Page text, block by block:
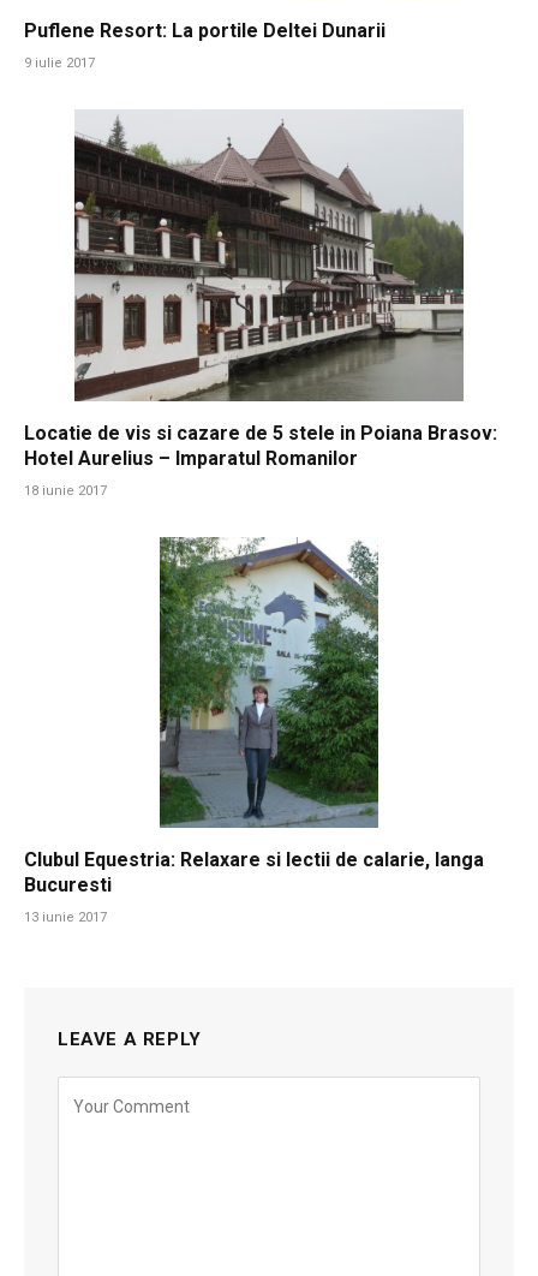
Puflene Resort: La portile Deltei Dunarii
9 iulie 2017
Locatie de vis si cazare de 5 stele in Poiana Brasov:
Hotel Aurelius – Imparatul Romanilor
18 iunie 2017
Clubul Equestria: Relaxare si lectii de calarie, langa
Bucuresti
13 iunie 2017
LEAVE A REPLY